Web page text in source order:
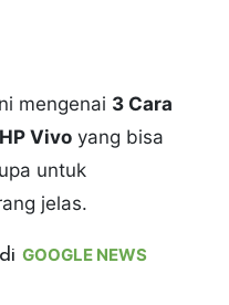
mengenai 3 Cara
Vivo yang bisa
untuk
jelas.
diGOOGLE NEWS